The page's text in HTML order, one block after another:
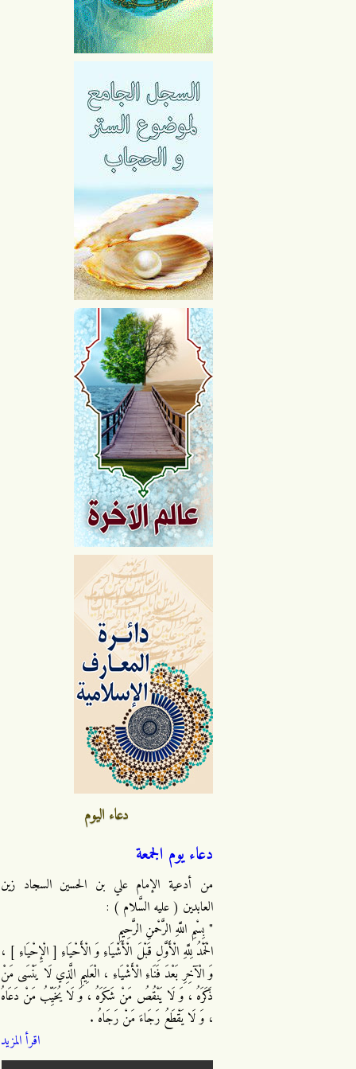
دعاء اليوم
دعاء يوم الجمعة
من أدعية الإمام علي بن الحسين السجاد زين
العابدين ( عليه السَّلام ) :
" بِسْمِ اللَّهِ الرَّحْمنِ الرَّحِيمِ
الْحَمْدُ لِلَّهِ الْأَوَّلِ قَبْلَ الْأَشْيَاءِ وَ الْأَحْيَاءِ [ الْإِحْيَاءِ ] ،
وَ الْآخِرِ بَعْدَ فَنَاءِ الْأَشْيَاءِ ، الْعَلِيمِ الَّذِي لَا يَنْسَى مَنْ
ذَكَرَهُ ، وَ لَا يَنْقُصُ مَنْ شَكَرَهُ ، وَ لَا يُخَيِّبُ مَنْ دَعَاهُ
، وَ لَا يَقْطَعُ رَجَاءَ مَنْ رَجَاهُ .
اقرأ المزيد